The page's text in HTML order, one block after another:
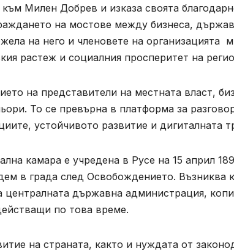
Милен Добрев и изказа своята
на мостове между бизнеса,
на него и членовете на организацията
растеж и социалния просперитет на
на представители на местната власт,
То се превърна в платформа за
устойчивото развитие и дигиталната
камара е учредена в Русе на 15 април
в града след Освобождението. Възниква
централната държавна администрация,
по това време.
на страната, както и нуждата от